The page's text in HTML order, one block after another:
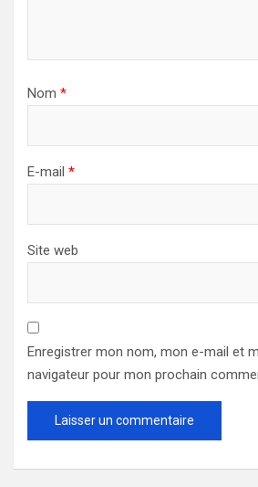
Nom *
E-mail *
Site web
Enregistrer mon nom, mon e-mail et
navigateur pour mon prochain